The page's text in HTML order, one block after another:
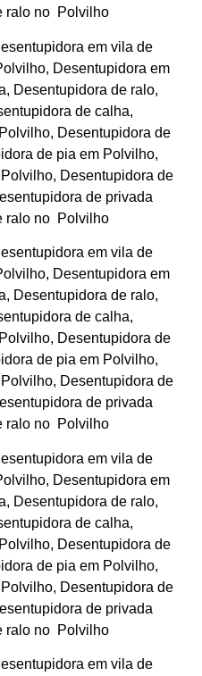
ralo no Polvilho
em vila de
Desentupidora em
Desentupidora de ralo,
de calha,
Desentupidora de
de pia em Polvilho,
Desentupidora de
de privada
ralo no Polvilho
em vila de
Desentupidora em
Desentupidora de ralo,
de calha,
Desentupidora de
de pia em Polvilho,
Desentupidora de
de privada
ralo no Polvilho
em vila de
Desentupidora em
Desentupidora de ralo,
de calha,
Desentupidora de
de pia em Polvilho,
Desentupidora de
de privada
ralo no Polvilho
em vila de